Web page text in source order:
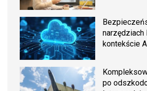
kontekście
po